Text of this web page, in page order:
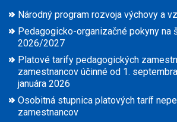
Národný program rozvoja výchovy a
Pedagogicko-organizačné pokyny na
2026/2027
Platové tarify pedagogických
zamestnancov účinné od 1.
januára 2026
Osobitná stupnica platových taríf
zamestnancov